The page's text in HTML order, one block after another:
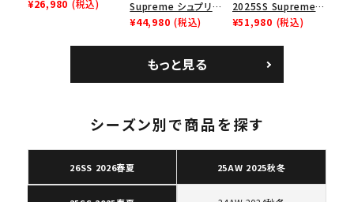
キーワードから探す
search
人気ワード
Low ナイキクロスト
¥26,980 (税込)
Supreme シュプリー
ム 2023AW Nike
カー ホワイト 白
¥44,980 (税込)
2025SS Supreme
GOODENOUGH
ムグッドイナフ ナイキ
エアフォース１スニー
ト
¥51,980 (税込)
もっと見る
シーズン別で商品を探す
26SS 2026春夏 25AW 2025秋冬